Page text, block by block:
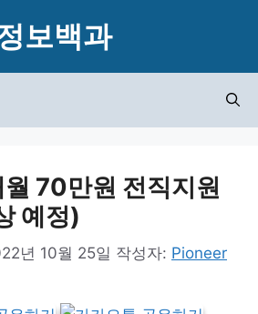
보백과
70만원 전직지원
예정)
년 10월 25일 작성자: Pioneer